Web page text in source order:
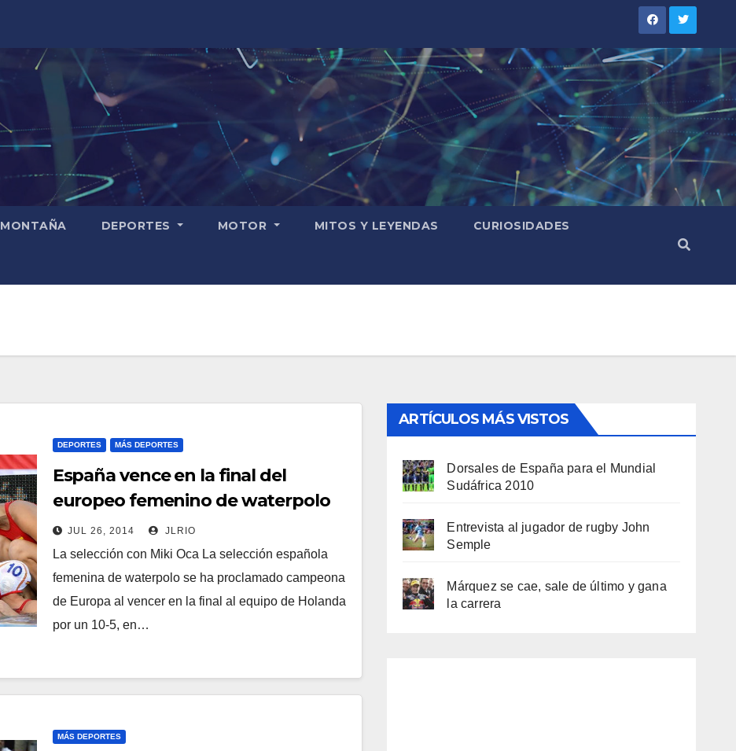
MONTAÑA DEPORTES MOTOR MITOS Y LEYENDAS CURIOSIDADES
DEPORTES MÁS DEPORTES
España vence en la final del
europeo femenino de waterpolo
JUL 26, 2014 JLRIO
La selección con Miki Oca La selección española
femenina de waterpolo se ha proclamado campeona
de Europa al vencer en la final al equipo de Holanda
por un 10-5, en…
MÁS DEPORTES
ARTÍCULOS MÁS VISTOS
Dorsales de España para el Mundial
Sudáfrica 2010
Entrevista al jugador de rugby John
Semple
Márquez se cae, sale de último y gana
la carrera